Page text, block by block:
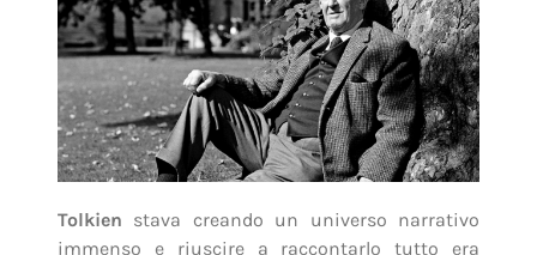
Tolkien stava creando un universo narrativo
immenso e riuscire a raccontarlo tutto era